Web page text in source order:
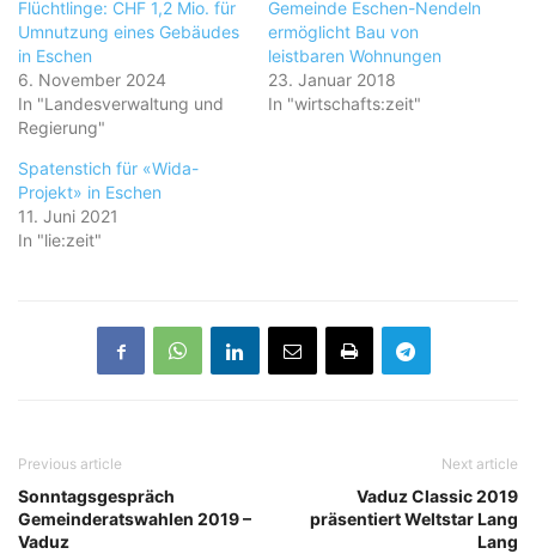
Flüchtlinge: CHF 1,2 Mio. für
Umnutzung eines Gebäudes
in Eschen
6. November 2024
In "Landesverwaltung und
Regierung"
Gemeinde Eschen-Nendeln
ermöglicht Bau von
leistbaren Wohnungen
23. Januar 2018
In "wirtschafts:zeit"
Spatenstich für «Wida-
Projekt» in Eschen
11. Juni 2021
In "lie:zeit"
Previous article
Sonntagsgespräch
Gemeinderatswahlen 2019 –
Vaduz
Next article
Vaduz Classic 2019
präsentiert Weltstar Lang
Lang